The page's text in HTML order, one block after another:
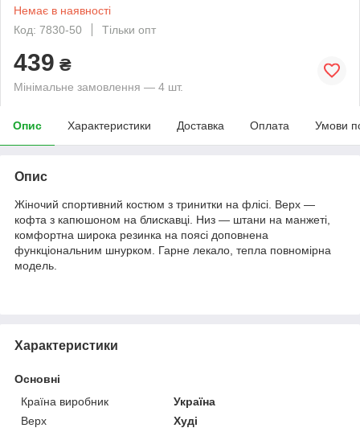
Немає в наявності
Код: 7830-50
Тільки опт
439 ₴
Мінімальне замовлення — 4 шт.
Опис Характеристики Доставка Оплата Умови
Опис
Жіночий спортивний костюм з тринитки на флісі. Верх —
кофта з капюшоном на блискавці. Низ — штани на манжеті,
комфортна широка резинка на поясі доповнена
функціональним шнурком. Гарне лекало, тепла повномірна
модель.
Характеристики
Основні
Країна виробник
Україна
Верх
Худі